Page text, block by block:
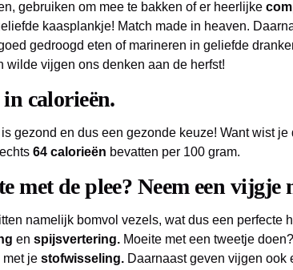
gebruiken om mee te bakken of er heerlijke
kaasplankje! Match made in heaven.
gedroogd eten of marineren in geliefde
wilde vijgen ons denken aan de herfst!
calorieën.
gezond en dus een gezonde keuze! Want wist je
64 calorieën bevatten per 100 gram.
met de plee? Neem een vijgje
namelijk bomvol vezels, wat dus een perfecte
en spijsvertering. Moeite met een tweetje
met je stofwisseling. Daarnaast geven vijgen ook